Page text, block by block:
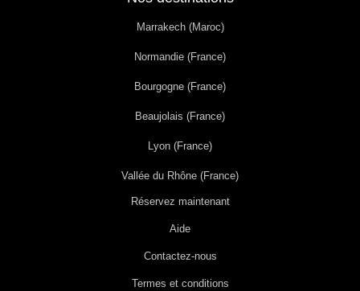
Réservez maintenant
Aide
Contactez-nous
Termes et conditions
Marrakech (Maroc)
Normandie (France)
Bourgogne (France)
Beaujolais (France)
Lyon (France)
Vallée du Rhône (France)